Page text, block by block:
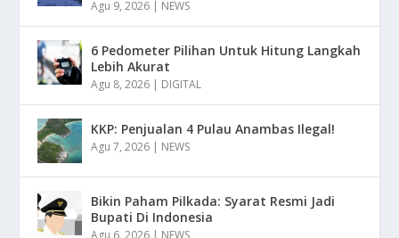
Agu 9, 2026 | NEWS
6 Pedometer Pilihan Untuk Hitung Langkah
Lebih Akurat
Agu 8, 2026 | DIGITAL
KKP: Penjualan 4 Pulau Anambas Ilegal!
Agu 7, 2026 | NEWS
Bikin Paham Pilkada: Syarat Resmi Jadi
Bupati Di Indonesia